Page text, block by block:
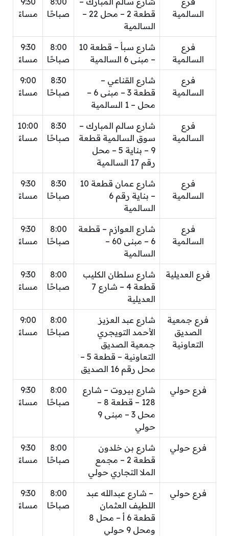
السالمية
قطعة 2 – محل 22 –
السالمية
صباحًا
مساءً
فرع
السالمية
شارع سبأ – قطعة 10
– مبنى 6 السالمية
8:00
صباحًا
9:30
مساءً
فرع
السالمية
شارع القناعي –
قطعة 3 – مبنى 6 –
محل – 1 السالمية
8:30
صباحًا
9:00
مساءً
فرع
السالمية
شارع سالم المبارك –
سوق السالمية قطعة
9 – بناية 5 – محل
رقم 17 السالمية
8:30
صباحًا
10:00
مساءً
فرع
السالمية
شارع عمان قطعة 10
– بناية رقم 6
السالمية
8:30
صباحًا
9:30
مساءً
فرع
السالمية
شارع العوازم – قطعة
6 – مبنى 60 –
السالمية
8:00
صباحًا
9:30
مساءً
فرع العديلية
شارع سلطان الكليب
قطعة 4 – شارع 7
العديلية
8:00
صباحًا
9:30
مساءً
فرع جمعية
الصديق
التعاونية
شارع عبد العزيز
الأحمد التويجري
جمعية الصديق
التعاونية – قطعة 5 –
محل رقم 16 الصديق
8:00
صباحًا
9:00
مساءً
فرع حولي
شارع بيروت – شارع
128 – قطعة 8 –
محل 3 – مبنى 9
حولي
8:00
صباحًا
9:30
مساءً
فرع حولي
شارع بن خلدون
قطعة 2 – مجمع
الملا التجاري حولي
8:00
صباحًا
9:30
مساءً
فرع حولي
– شارع عبدالله عبد
اللطيف العثمان
قطعة 6 أ – محل 8
ومحل 9 حولي
8:00
صباحًا
9:30
مساءً